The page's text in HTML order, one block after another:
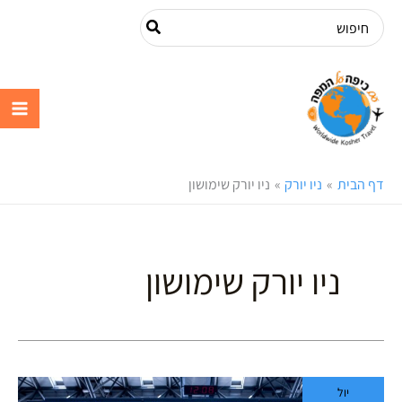
דילוג
לתוכן
Search
for:
דף הבית ניו יורק ניו יורק שימושון
ניו יורק שימושון
יול
שדה
התעופה